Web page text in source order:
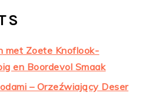
met Zoete Knoflook-
en Boordevol Smaak
– Orzeźwiający Deser